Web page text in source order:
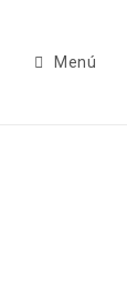
Menú